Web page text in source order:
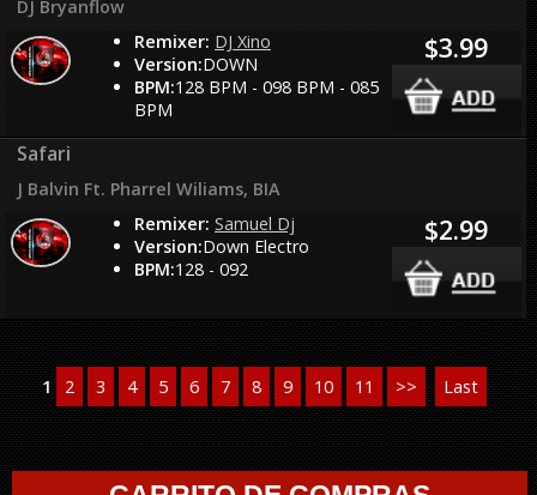
DJ Bryanflow
Remixer: DJ Xino
Version:DOWN
BPM:128 BPM - 098 BPM - 085
BPM
$3.99
Safari
J Balvin Ft. Pharrel Wiliams, BIA
Remixer: Samuel Dj
Version:Down Electro
BPM:128 - 092
$2.99
1 2 3 4 5 6 7 8 9 10 11 >> Last